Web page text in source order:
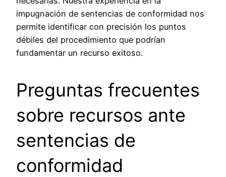
impugnación de sentencias de conformidad nos
permite identificar con precisión los puntos
débiles del procedimiento que podrían
fundamentar un recurso exitoso.
Preguntas frecuentes
sobre recursos ante
sentencias de
conformidad